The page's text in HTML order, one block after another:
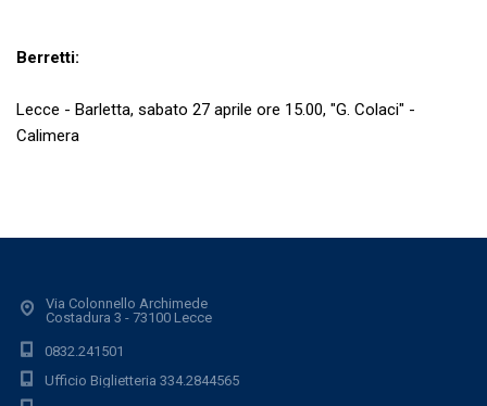
Berretti:
Lecce - Barletta, sabato 27 aprile ore 15.00, "G. Colaci" -
Calimera
Via Colonnello Archimede
Costadura 3 - 73100 Lecce
0832.241501
Ufficio Biglietteria 334.2844565